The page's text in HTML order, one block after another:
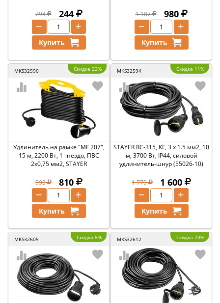
294 244
+
−
Купить
1 187 980
+
−
Купить
MKS32590 Скидка 22%
Удлинитель на рамке ″MF 207″,
15 м, 2200 Вт, 1 гнездо, ПВС
2х0,75 мм2, STAYER
993 810
+
−
Купить
MKS32594 Скидка 11%
STAYER RC-315, КГ, 3 x 1.5 мм2, 10
м, 3700 Вт, IP44, силовой
удлинитель-шнур (55026-10)
1 779 1 600
+
−
Купить
MKS32605 Скидка 8% MKS32612 Скидка 20%